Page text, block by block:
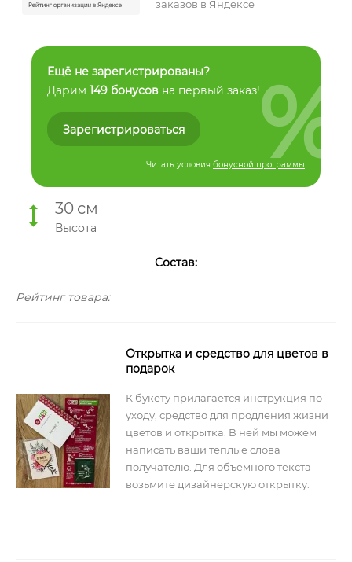
заказов в Яндексе
Ещё не зарегистрированы?
Дарим 149 бонусов на первый заказ!
Зарегистрироваться
Читать условия бонусной программы
%
30 см
Высота
Состав:
Рейтинг товара:
Открытка и средство для цветов в
подарок
К букету прилагается инструкция по
уходу, средство для продления жизни
цветов и открытка. В ней мы можем
написать ваши теплые слова
получателю. Для объемного текста
возьмите дизайнерскую открытку.